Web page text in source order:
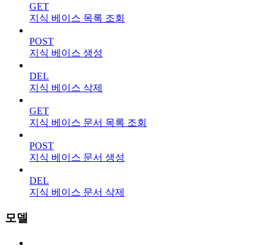
GET
지식 베이스 목록 조회
POST
지식 베이스 생성
DEL
지식 베이스 삭제
GET
지식 베이스 문서 목록 조회
POST
지식 베이스 문서 생성
DEL
지식 베이스 문서 삭제
모델